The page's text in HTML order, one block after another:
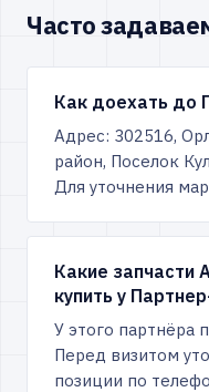
Часто
Как доехать до
Адрес: 302516,
район, Поселок
Для уточнения
Какие запчасти
купить у
У этого партнёра
Перед визитом
позиции по